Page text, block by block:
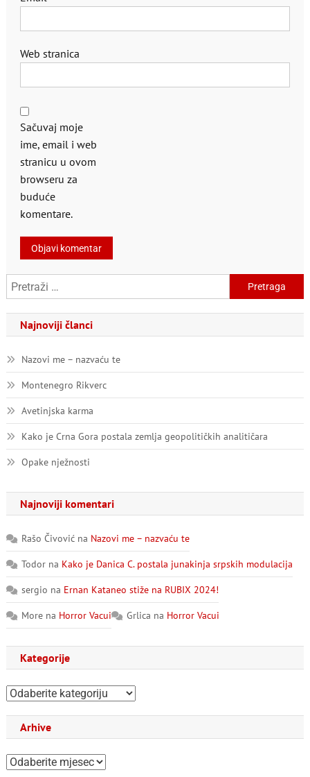
Web stranica
Sačuvaj moje
ime, email i web
stranicu u ovom
browseru za
buduće
komentare.
Pretraga:
Najnoviji članci
Nazovi me – nazvaću te
Montenegro Rikverc
Avetinjska karma
Kako je Crna Gora postala zemlja geopolitičkih analitičara
Opake nježnosti
Najnoviji komentari
Rašo Čivovićna Nazovi me – nazvaću te
Todorna Kako je Danica C. postala junakinja srpskih modulacija
sergio na Ernan Kataneo stiže na RUBIX 2024!
Morena Horror Vacui Grlica na Horror Vacui
Kategorije
Kategorije
Arhive
Arhive